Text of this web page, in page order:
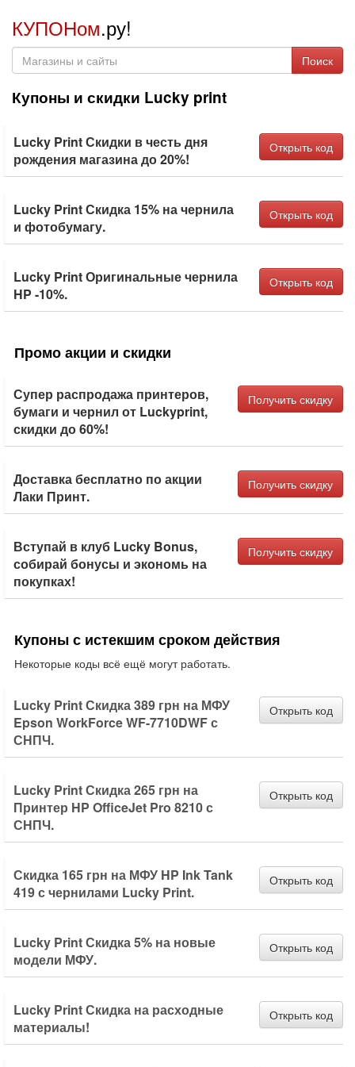
КУПОНом.ру!
Поиск
Купоны и скидки Lucky print
Lucky Print Скидки в честь дня
рождения магазина до 20%!
Открыть код
Lucky Print Скидка 15% на чернила
и фотобумагу.
Открыть код
Lucky Print Оригинальные чернила
HP -10%.
Открыть код
Промо акции и скидки
Супер распродажа принтеров,
бумаги и чернил от Luckyprint,
скидки до 60%!
Получить скидку
Доставка бесплатно по акции
Лаки Принт.
Получить скидку
Вступай в клуб Lucky Bonus,
собирай бонусы и экономь на
покупках!
Получить скидку
Купоны с истекшим сроком действия
Некоторые коды всё ещё могут работать.
Lucky Print Скидка 389 грн на МФУ
Epson WorkForce WF-7710DWF с
СНПЧ.
Открыть код
Lucky Print Скидка 265 грн на
Принтер HP OfficeJet Pro 8210 с
СНПЧ.
Открыть код
Скидка 165 грн на МФУ HP Ink Tank
419 с чернилами Lucky Print.
Открыть код
Lucky Print Скидка 5% на новые
модели МФУ.
Открыть код
Lucky Print Скидка на расходные
материалы!
Открыть код